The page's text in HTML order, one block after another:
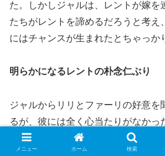
た。しかしジャルは、レントが嫁を
たちがレントを諦めるだろうと考え
にはチャンスが生まれたとちゃっか
明らかになるレントの朴念仁ぶり
ジャルからリリとファーリの好意を
るが、彼には全く心当たりがなかっ
れた具体的な過去のアプローチ内容
メニュー ホーム 検索